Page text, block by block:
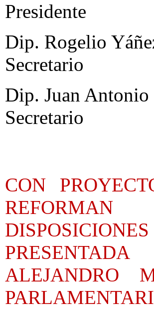
Presidente
Dip. Rogelio
Secretario
Dip. Juan
Secretario
CON
ALEJANDRO